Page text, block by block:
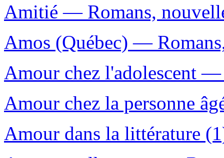
Amitié — Romans,
Amos (Québec) —
Amour chez l'adolescent
Amour chez la personne
Amour dans la littérature